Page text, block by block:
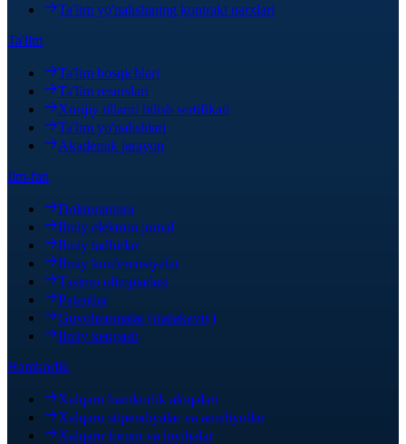
Ta'lim yo'nalishining kontrakt narxlari
Ta'lim
Ta'lim bosqichlari
Ta'lim resurslari
Xorijiy tillarni bilish sertifikati
Ta'lim yo'nalishlari
Akademik jarayon
Ilm-fan
Doktorantura
Ilmiy elektron jurnal
Ilmiy tadbirlar
Ilmiy konferensiyalar
Tasimo olimpiadasi
Patentlar
Guvohnomalar (malakaviy)
Ilmiy kengash
Hamkorlik
Xalqaro hamkorlik aloqalari
Xalqaro stipendiyalar va amaliyotlar
Xalqaro forum va loyihalar